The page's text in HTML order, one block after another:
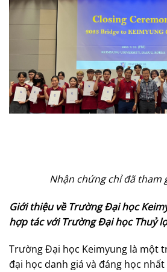
Nhận chứng chỉ đã tham
Giới thiệu về Trường Đại học
hợp tác với Trường Đại học Thuỷ
Trường Đại học Keimyung là một
đại học danh giá và đáng học